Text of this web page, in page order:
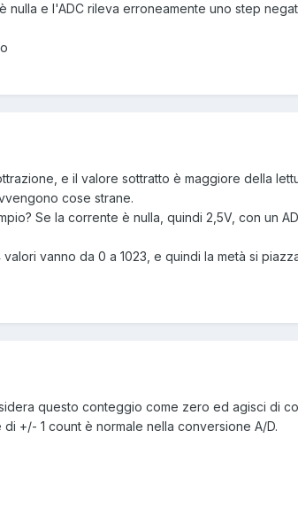
e l'ADC rileva erroneamente uno step
e il valore sottratto è maggiore della
cose strane.
Se la corrente è nulla, quindi 2,5V, con un
vanno da 0 a 1023, e quindi la metà si
questo conteggio come zero ed agisci di
+/- 1 count è normale nella conversione A/D.